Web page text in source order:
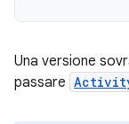
Una versione
passare